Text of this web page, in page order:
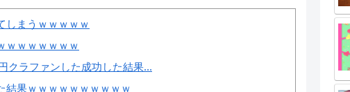
しまうｗｗｗｗｗ
ｗｗｗｗｗｗｗ
クラファンした成功した結果...
結果ｗｗｗｗｗｗｗｗｗｗ